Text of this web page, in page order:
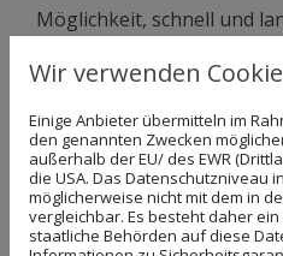
Möglichkeit, schnell und
sowie selbstverständlich
Behandlung Ihrer
empfiehlt es sich, sich in
Praxis in Laatzen
Therapieangebotes
Wir verwenden
Einige Anbieter übermitteln im
den genannten Zwecken
außerhalb der EU/ des EWR
die USA. Das Datenschutzniveau
möglicherweise nicht mit dem in
vergleichbar. Es besteht daher
staatliche Behörden auf diese